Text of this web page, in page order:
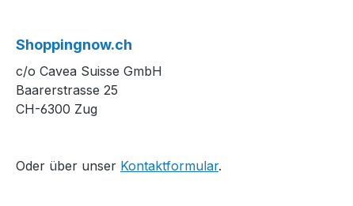
Shoppingnow.ch
c/o Cavea Suisse GmbH
Baarerstrasse 25
CH-6300 Zug
Oder über unser Kontaktformular.